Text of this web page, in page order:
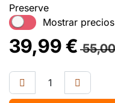
Preserve
Mostrar
39,99€ 55,00